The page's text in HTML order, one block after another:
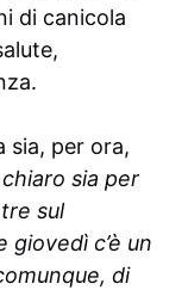
di canicola
sia, per ora,
sia per
sul
c’è un
di